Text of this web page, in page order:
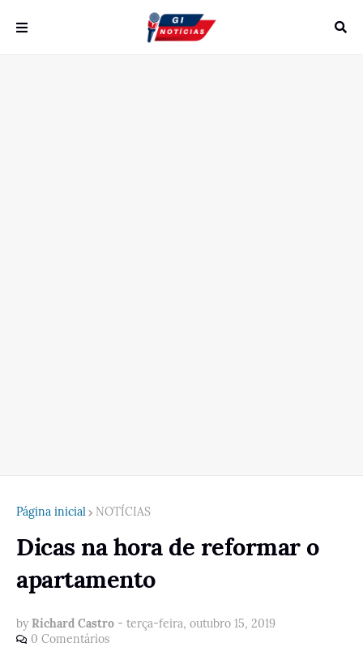
Página inicial NOTÍCIAS
Dicas na hora de reformar o
apartamento
by Richard Castro - terça-feira, outubro 15, 2019
0 Comentários